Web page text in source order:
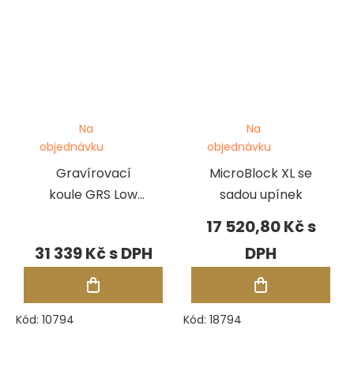
Gravírovací
koule GRS Low
Na
objednávku
31 339 Kč
Kód: 10794
MicroBlock XL se
sadou upínek
Na
objednávku
17 520,80 Kč
Kód: 18794